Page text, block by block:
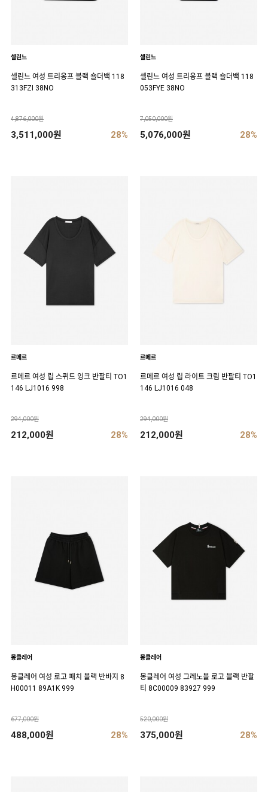
셀린느
셀린느 여성 트리옹프 블랙 숄더백 118
313FZI 38NO
4,876,000원
3,511,000원 28%
셀린느
셀린느 여성 트리옹프 블랙 숄더백 118
053FYE 38NO
7,050,000원
5,076,000원 28%
르메르
르메르 여성 립 스퀴드 잉크 반팔티 TO1
146 LJ1016 998
294,000원
212,000원 28%
르메르
르메르 여성 립 라이트 크림 반팔티 TO1
146 LJ1016 048
294,000원
212,000원 28%
몽클레어
몽클레어 여성 로고 패치 블랙 반바지 8
H00011 89A1K 999
677,000원
488,000원 28%
몽클레어
몽클레어 여성 그레노블 로고 블랙 반팔
티 8C00009 83927 999
520,000원
375,000원 28%